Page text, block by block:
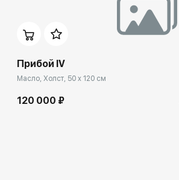
Прибой IV
Масло, Холст, 50 x 120 см
120 000 ₽